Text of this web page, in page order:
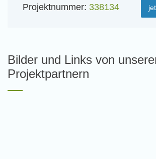
Projektnummer: 338134
Bilder und Links von
Projektpartnern